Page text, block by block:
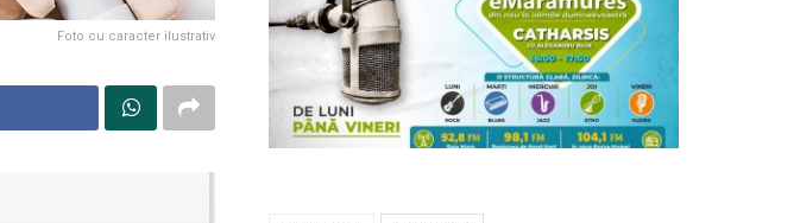
Foto cu caracter ilustrativ